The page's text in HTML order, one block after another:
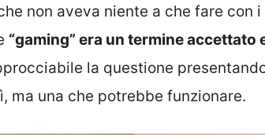
non aveva niente a che fare con
“gaming” era un termine
la questione
ma una che potrebbe funzionare.